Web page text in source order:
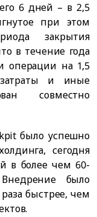
6 дней – в 2,5
при этом
закрытия
в течение года
операции на 1,5
и иные
совместно
было успешно
сегодня
в более чем 60-
было
быстрее, чем